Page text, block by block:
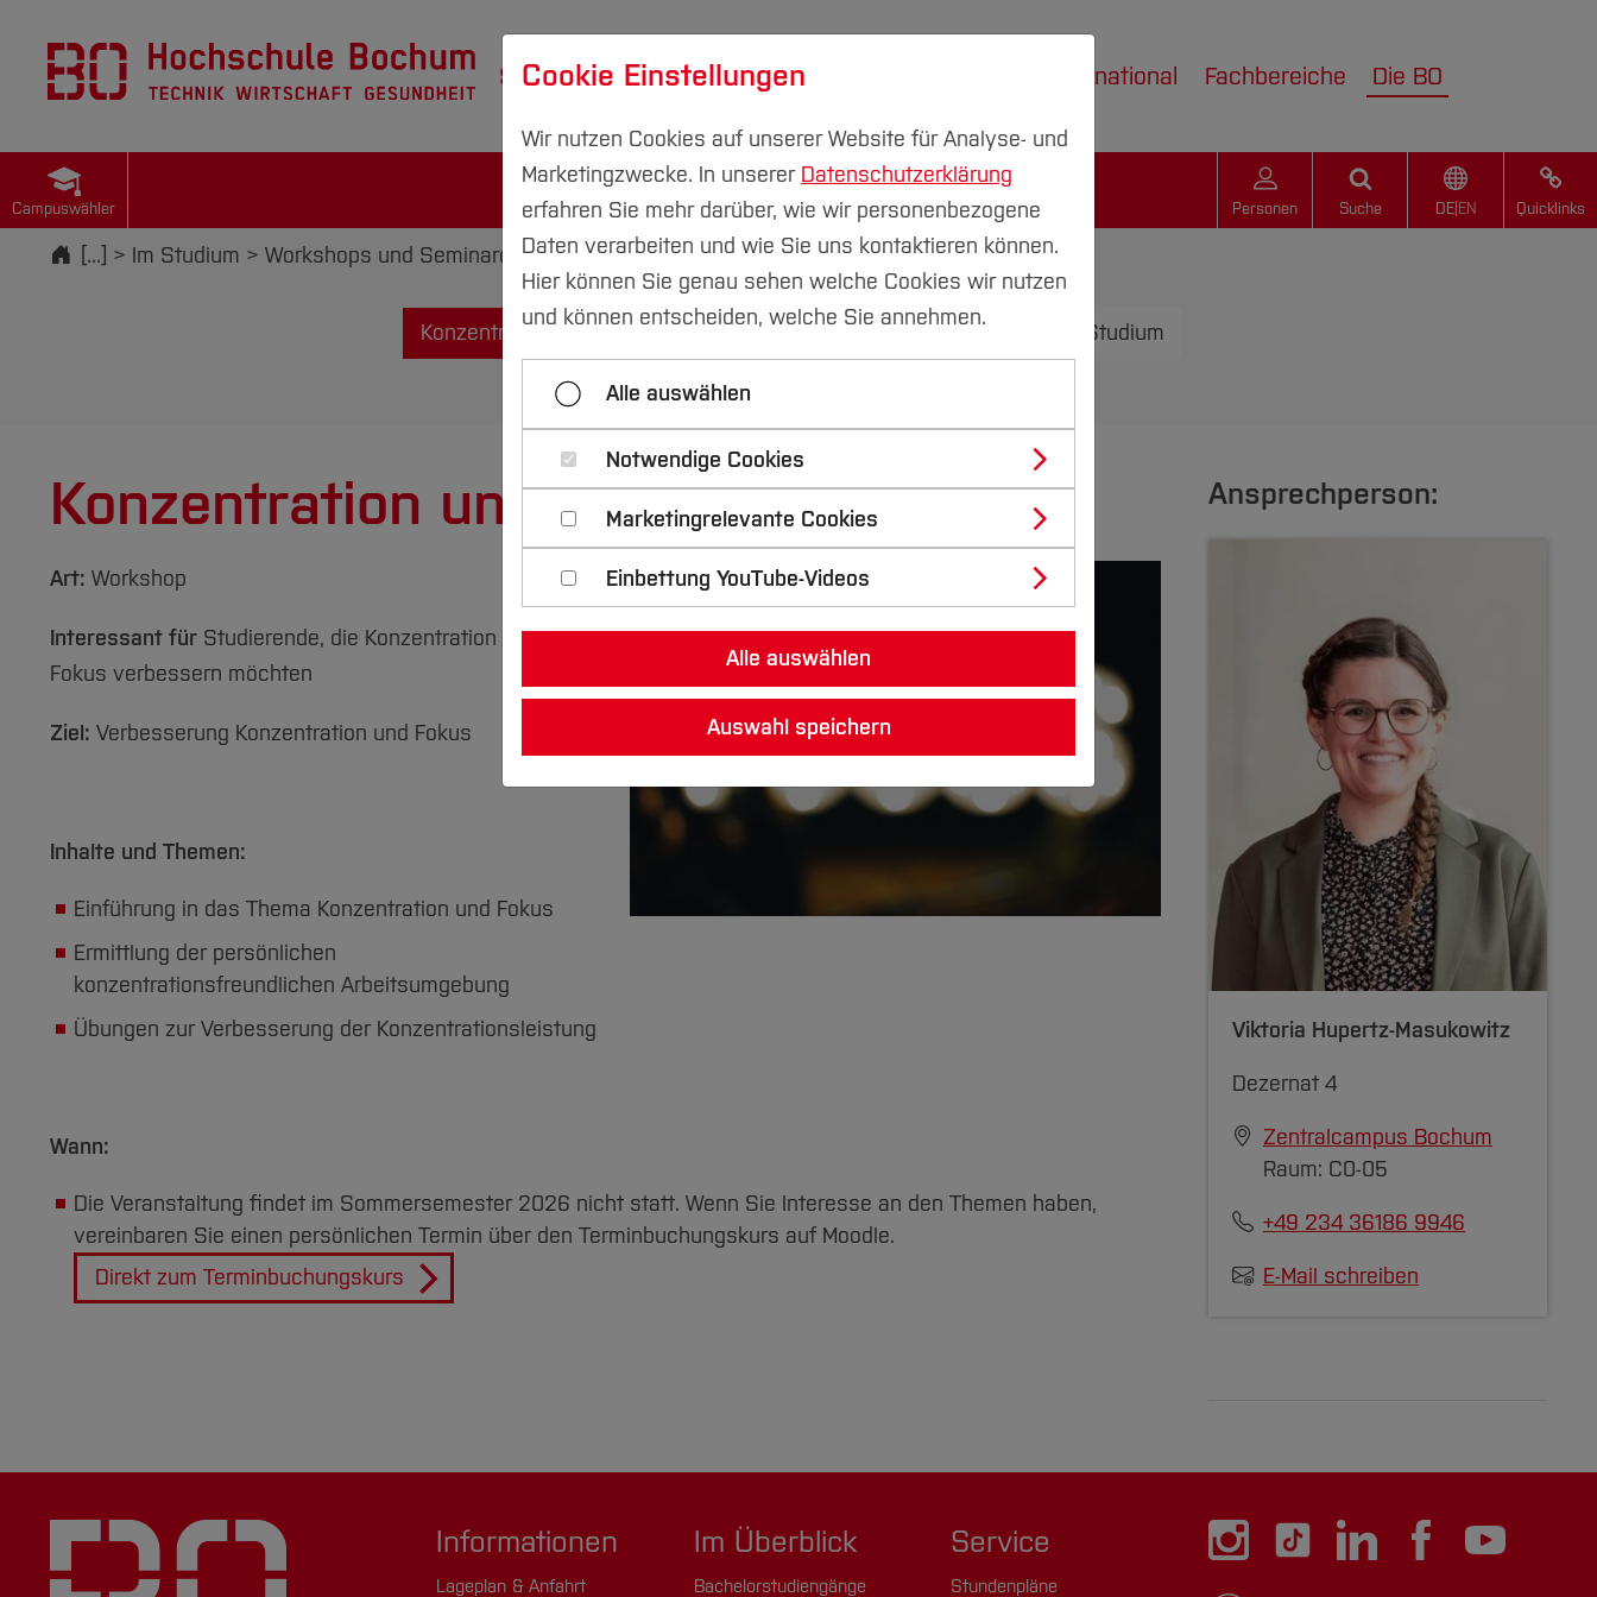
Studium Forschung & Transfer International Fachbereiche Die BO
Campuswähler Personen Suche DE| EN Quicklinks
Startseite
[...] Im Studium Workshops und Seminare Veranstaltungen Lernen lernen Konzentration und Fokus
Konzentration und Fokus Gehirngerechtes Lernen Lernen im Studium
Konzentration und Fokus
Art: Workshop
Interessant für Studierende, die Konzentration und
Fokus verbessern möchten
Ziel: Verbesserung Konzentration und Fokus
Inhalte und Themen:
Einführung in das Thema Konzentration und Fokus
Ermittlung der persönlichen
konzentrationsfreundlichen Arbeitsumgebung
Übungen zur Verbesserung der Konzentrationsleistung
Wann:
Die Veranstaltung findet im Sommersemester 2026 nicht statt. Wenn Sie Interesse an den Themen haben,
vereinbaren Sie einen persönlichen Termin über den Terminbuchungskurs auf Moodle.
Direkt zum Terminbuchungskurs
Ansprechperson:
Viktoria Hupertz-Masukowitz
Dezernat 4
Zentralcampus Bochum
Raum: C0-05
+49 234 36186 9946
E-Mail schreiben
Informationen
Lageplan & Anfahrt
Im Überblick
Bachelorstudiengänge
Service
Stundenpläne
Cookie Einstellungen
Wir nutzen Cookies auf unserer Website für Analyse- und
Marketingzwecke. In unserer Datenschutzerklärung
erfahren Sie mehr darüber, wie wir personenbezogene
Daten verarbeiten und wie Sie uns kontaktieren können.
Hier können Sie genau sehen welche Cookies wir nutzen
und können entscheiden, welche Sie annehmen.
Alle auswählen
Notwendige Cookies
Marketingrelevante Cookies
Einbettung YouTube-Videos
Alle auswählen
Auswahl speichern